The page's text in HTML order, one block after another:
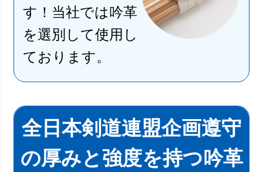
す！当社では吟革
を選別して使用し
ております。
全日本剣道連盟企画遵守
の厚みと強度を持つ吟革